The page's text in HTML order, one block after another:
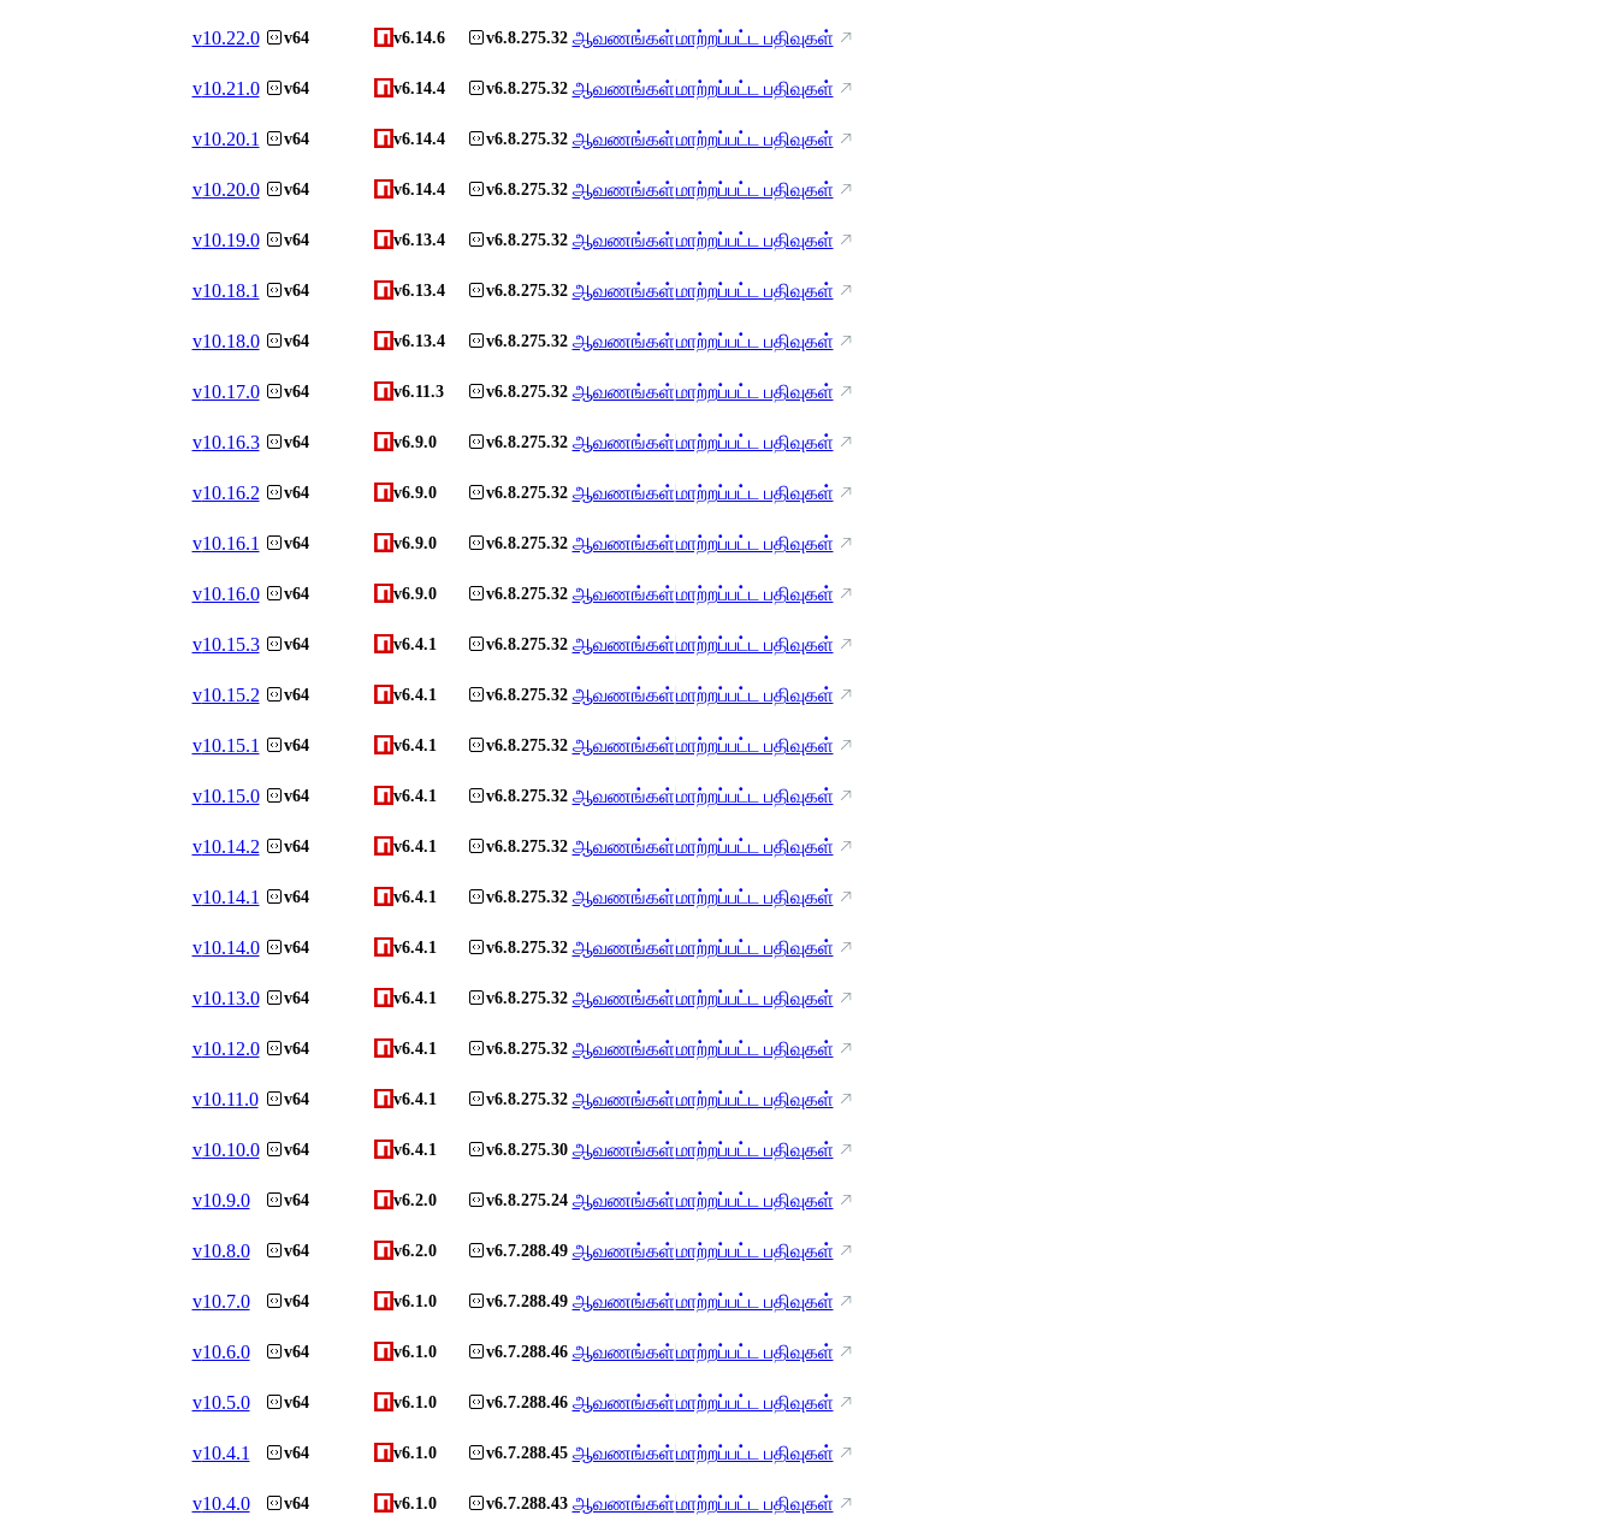
v10.22.0 v64 v6.14.6 v6.8.275.32 ஆவணங்கள்மாற்றப்பட்ட பதிவுகள்
v10.21.0 v64 v6.14.4 v6.8.275.32 ஆவணங்கள்மாற்றப்பட்ட பதிவுகள்
v10.20.1 v64 v6.14.4 v6.8.275.32 ஆவணங்கள்மாற்றப்பட்ட பதிவுகள்
v10.20.0 v64 v6.14.4 v6.8.275.32 ஆவணங்கள்மாற்றப்பட்ட பதிவுகள்
v10.19.0 v64 v6.13.4 v6.8.275.32 ஆவணங்கள்மாற்றப்பட்ட பதிவுகள்
v10.18.1 v64 v6.13.4 v6.8.275.32 ஆவணங்கள்மாற்றப்பட்ட பதிவுகள்
v10.18.0 v64 v6.13.4 v6.8.275.32 ஆவணங்கள்மாற்றப்பட்ட பதிவுகள்
v10.17.0 v64 v6.11.3 v6.8.275.32 ஆவணங்கள்மாற்றப்பட்ட பதிவுகள்
v10.16.3 v64 v6.9.0 v6.8.275.32 ஆவணங்கள்மாற்றப்பட்ட பதிவுகள்
v10.16.2 v64 v6.9.0 v6.8.275.32 ஆவணங்கள்மாற்றப்பட்ட பதிவுகள்
v10.16.1 v64 v6.9.0 v6.8.275.32 ஆவணங்கள்மாற்றப்பட்ட பதிவுகள்
v10.16.0 v64 v6.9.0 v6.8.275.32 ஆவணங்கள்மாற்றப்பட்ட பதிவுகள்
v10.15.3 v64 v6.4.1 v6.8.275.32 ஆவணங்கள்மாற்றப்பட்ட பதிவுகள்
v10.15.2 v64 v6.4.1 v6.8.275.32 ஆவணங்கள்மாற்றப்பட்ட பதிவுகள்
v10.15.1 v64 v6.4.1 v6.8.275.32 ஆவணங்கள்மாற்றப்பட்ட பதிவுகள்
v10.15.0 v64 v6.4.1 v6.8.275.32 ஆவணங்கள்மாற்றப்பட்ட பதிவுகள்
v10.14.2 v64 v6.4.1 v6.8.275.32 ஆவணங்கள்மாற்றப்பட்ட பதிவுகள்
v10.14.1 v64 v6.4.1 v6.8.275.32 ஆவணங்கள்மாற்றப்பட்ட பதிவுகள்
v10.14.0 v64 v6.4.1 v6.8.275.32 ஆவணங்கள்மாற்றப்பட்ட பதிவுகள்
v10.13.0 v64 v6.4.1 v6.8.275.32 ஆவணங்கள்மாற்றப்பட்ட பதிவுகள்
v10.12.0 v64 v6.4.1 v6.8.275.32 ஆவணங்கள்மாற்றப்பட்ட பதிவுகள்
v10.11.0 v64 v6.4.1 v6.8.275.32 ஆவணங்கள்மாற்றப்பட்ட பதிவுகள்
v10.10.0 v64 v6.4.1 v6.8.275.30 ஆவணங்கள்மாற்றப்பட்ட பதிவுகள்
v10.9.0 v64 v6.2.0 v6.8.275.24 ஆவணங்கள்மாற்றப்பட்ட பதிவுகள்
v10.8.0 v64 v6.2.0 v6.7.288.49 ஆவணங்கள்மாற்றப்பட்ட பதிவுகள்
v10.7.0 v64 v6.1.0 v6.7.288.49 ஆவணங்கள்மாற்றப்பட்ட பதிவுகள்
v10.6.0 v64 v6.1.0 v6.7.288.46 ஆவணங்கள்மாற்றப்பட்ட பதிவுகள்
v10.5.0 v64 v6.1.0 v6.7.288.46 ஆவணங்கள்மாற்றப்பட்ட பதிவுகள்
v10.4.1 v64 v6.1.0 v6.7.288.45 ஆவணங்கள்மாற்றப்பட்ட பதிவுகள்
v10.4.0 v64 v6.1.0 v6.7.288.43 ஆவணங்கள்மாற்றப்பட்ட பதிவுகள்